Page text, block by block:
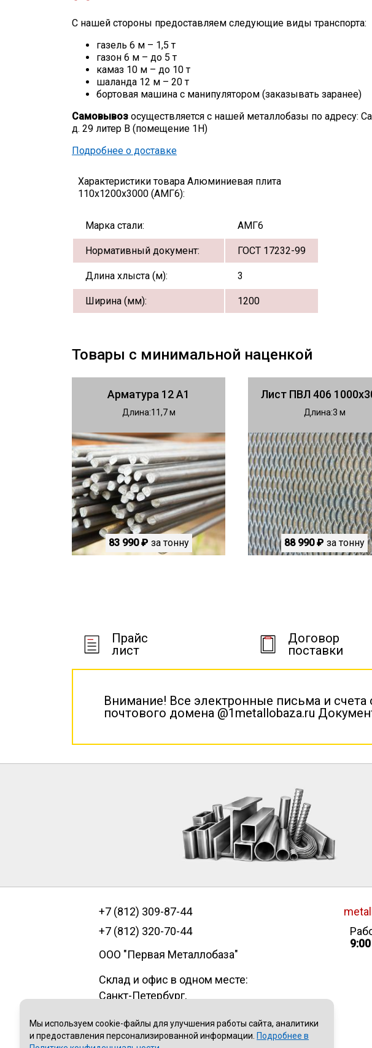
С нашей стороны предоставляем следующие виды транспорта:
газель 6 м – 1,5 т
газон 6 м – до 5 т
камаз 10 м – до 10 т
шаланда 12 м – 20 т
бортовая машина с манипулятором (заказывать заранее)
Самовывоз осуществляется с нашей металлобазы по адресу:
д. 29 литер В (помещение 1Н)
Подробнее о доставке
Характеристики товара Алюминиевая плита
110х1200х3000 (АМГ6):
Марка стали: АМГ6
Нормативный документ: ГОСТ 17232-99
Длина хлыста (м): 3
Ширина (мм): 1200
Товары с минимальной наценкой
Арматура 12 А1
Длина 11,7
83 990 ₽ за тонну
Лист ПВЛ 406
Длина 3
88 990 ₽ за тонну
Прайс
лист
Договор
поставки
Внимание! Все электронные письма и
почтового домена @1metallobaza.ru
+7 (812) 309-87-44
+7 (812) 320-70-44
ООО "Первая Металлобаза"
Склад и офис в одном месте:
Санкт-Петербург,
литер В, помещение 1Н
Мы используем cookie-файлы для улучшения работы сайта, аналитики
и предоставления персонализированной информации. Подробнее в